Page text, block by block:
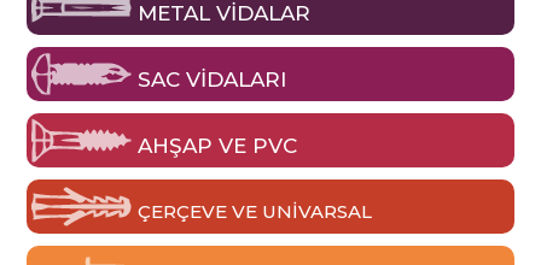
METAL VIDALAR
SAC VIDALARI
AHŞAP VE PVC
ÇERÇEVE VE UNIVARSAL